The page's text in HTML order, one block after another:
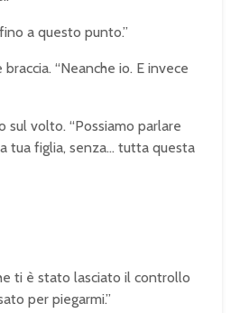
a questo punto.”
“Neanche io. E invece
sul volto. “Possiamo parlare
tua figlia, senza… tutta questa
ti è stato lasciato il controllo
per piegarmi.”